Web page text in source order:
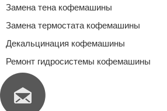
Замена тена кофемашины
Замена термостата кофемашины
Декальцинация кофемашины
Ремонт гидросистемы кофемашины